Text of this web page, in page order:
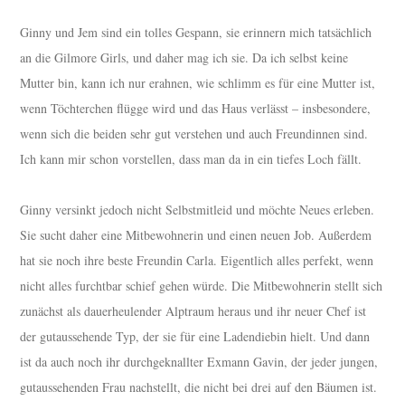
Ginny und Jem sind ein tolles Gespann, sie erinnern mich tatsächlich
an die Gilmore Girls, und daher mag ich sie. Da ich selbst keine
Mutter bin, kann ich nur erahnen, wie schlimm es für eine Mutter ist,
wenn Töchterchen flügge wird und das Haus verlässt – insbesondere,
wenn sich die beiden sehr gut verstehen und auch Freundinnen sind.
Ich kann mir schon vorstellen, dass man da in ein tiefes Loch fällt.
Ginny versinkt jedoch nicht Selbstmitleid und möchte Neues erleben.
Sie sucht daher eine Mitbewohnerin und einen neuen Job. Außerdem
hat sie noch ihre beste Freundin Carla. Eigentlich alles perfekt, wenn
nicht alles furchtbar schief gehen würde. Die Mitbewohnerin stellt sich
zunächst als dauerheulender Alptraum heraus und ihr neuer Chef ist
der gutaussehende Typ, der sie für eine Ladendiebin hielt. Und dann
ist da auch noch ihr durchgeknallter Exmann Gavin, der jeder jungen,
gutaussehenden Frau nachstellt, die nicht bei drei auf den Bäumen ist.